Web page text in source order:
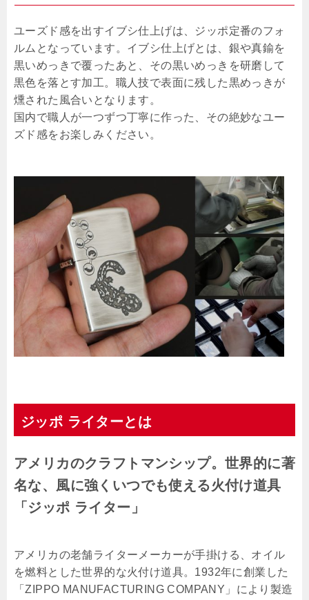
ユーズド感を出すイブシ仕上げは、ジッポ定番のフォ
ルムとなっています。イブシ仕上げとは、銀や真鍮を
黒いめっきで覆ったあと、その黒いめっきを研磨して
黒色を落とす加工。職人技で表面に残した黒めっきが
燻された風合いとなります。
国内で職人が一つずつ丁寧に作った、その絶妙なユー
ズド感をお楽しみください。
ジッポ ライターとは
アメリカのクラフトマンシップ。世界的に著
名な、風に強くいつでも使える火付け道具
「ジッポ ライター」
アメリカの老舗ライターメーカーが手掛ける、オイル
を燃料とした世界的な火付け道具。1932年に創業した
「ZIPPO MANUFACTURING COMPANY」により製造